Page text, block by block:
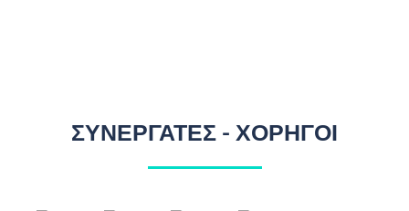
ΣΥΝΕΡΓΑΤΕΣ - ΧΟΡΗΓΟΙ